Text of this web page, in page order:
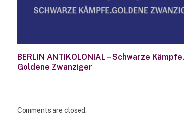
BERLIN ANTIKOLONIAL – Schwarze Kämpfe.
Goldene Zwanziger
Comments are closed.